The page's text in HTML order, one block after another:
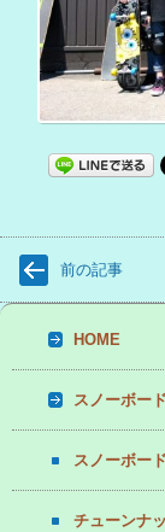
前の記事
HOME
スノーボード
スノーボー
チューンナ